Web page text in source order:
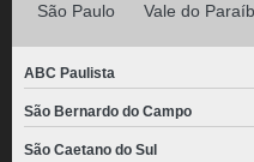
São Paulo Vale do
ABC Paulista
São Bernardo do Campo
São Caetano do Sul